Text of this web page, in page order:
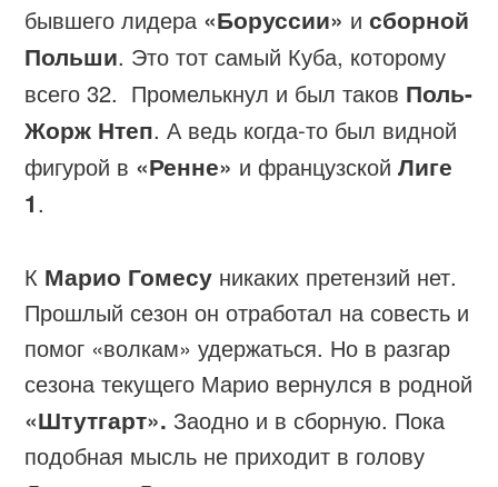
бывшего лидера «Боруссии» исборной
Польши. Это тот самый Куба, которому
всего 32. Промелькнул и был таков Поль-
Жорж Нтеп. А ведь когда-то был видной
фигурой в «Ренне» и французскойЛиге
1.
К Марио Гомесу никаких претензий нет.
Прошлый сезон он отработал на совесть и
помог «волкам» удержаться. Но в разгар
сезона текущего Марио вернулся в родной
«Штутгарт». Заодно и в сборную. Пока
подобная мысль не приходит в голову